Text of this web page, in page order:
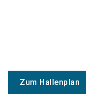
Zum Hallenplan